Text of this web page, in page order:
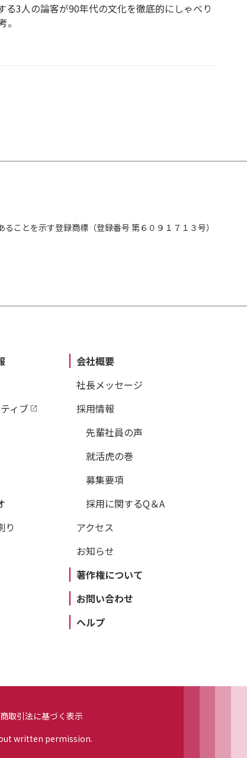
3人の論客が90年代の文化を徹底的にしゃべり
ことを示す登録商標（登録番号 第６０９１７１３号）
ィブ
り
会社概要
社長メッセージ
採用情報
先輩社員の声
就活虎の巻
募集要項
採用に関するQ＆A
アクセス
お知らせ
著作権について
お問い合わせ
ヘルプ
取引法に基づく表示
written permission.